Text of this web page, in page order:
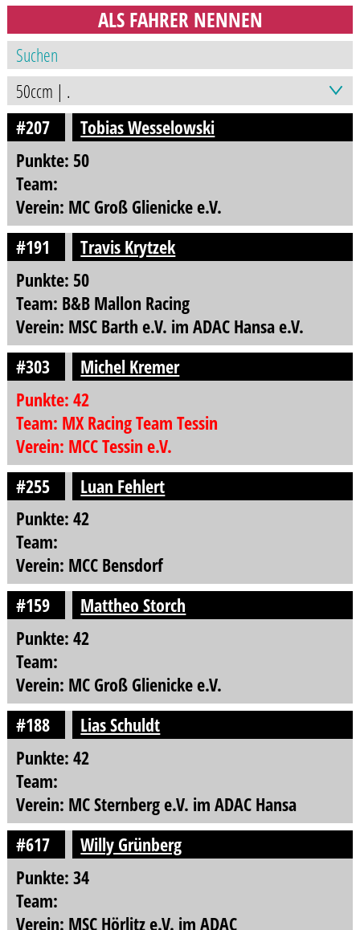
ALS FAHRER NENNEN
#207
Tobias Wesselowski
Punkte: 50
Team:
Verein: MC Groß Glienicke e.V.
#191
Travis Krytzek
Punkte: 50
Team: B&B Mallon Racing
Verein: MSC Barth e.V. im ADAC Hansa e.V.
#303
Michel Kremer
Punkte: 42
Team: MX Racing Team Tessin
Verein: MCC Tessin e.V.
#255
Luan Fehlert
Punkte: 42
Team:
Verein: MCC Bensdorf
#159
Mattheo Storch
Punkte: 42
Team:
Verein: MC Groß Glienicke e.V.
#188
Lias Schuldt
Punkte: 42
Team:
Verein: MC Sternberg e.V. im ADAC Hansa
#617
Willy Grünberg
Punkte: 34
Team:
Verein: MSC Hörlitz e.V. im ADAC